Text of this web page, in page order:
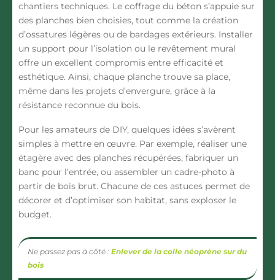
chantiers techniques. Le coffrage du béton s’appuie sur
des planches bien choisies, tout comme la création
d’ossatures légères ou de bardages extérieurs. Installer
un support pour l’isolation ou le revêtement mural
offre un excellent compromis entre efficacité et
esthétique. Ainsi, chaque planche trouve sa place,
même dans les projets d’envergure, grâce à la
résistance reconnue du bois.
Pour les amateurs de DIY, quelques idées s’avèrent
simples à mettre en œuvre. Par exemple, réaliser une
étagère avec des planches récupérées, fabriquer un
banc pour l’entrée, ou assembler un cadre-photo à
partir de bois brut. Chacune de ces astuces permet de
décorer et d’optimiser son habitat, sans exploser le
budget.
Ne passez pas à côté : Enlever de la colle néoprène sur du
bois